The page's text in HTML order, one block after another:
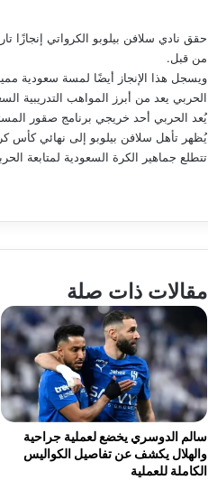
من قبل.
ويسجل هذا الإنجاز أيضًا لمسة سعودية
الحربي يعد من أبرز المواهب التدريبية
يُعد الحربي أحد خريجي برنامج صقور
يُظهر تأهل سلافن بيلوبو إلى نهائي كأس
تتطلع جماهير الكرة السعودية لمتابعة
مقالات ذات صلة
سالم الدوسري يخضع لعملية جراحية
والهلال يكشف عن تفاصيل الكواليس
الكاملة للعملية